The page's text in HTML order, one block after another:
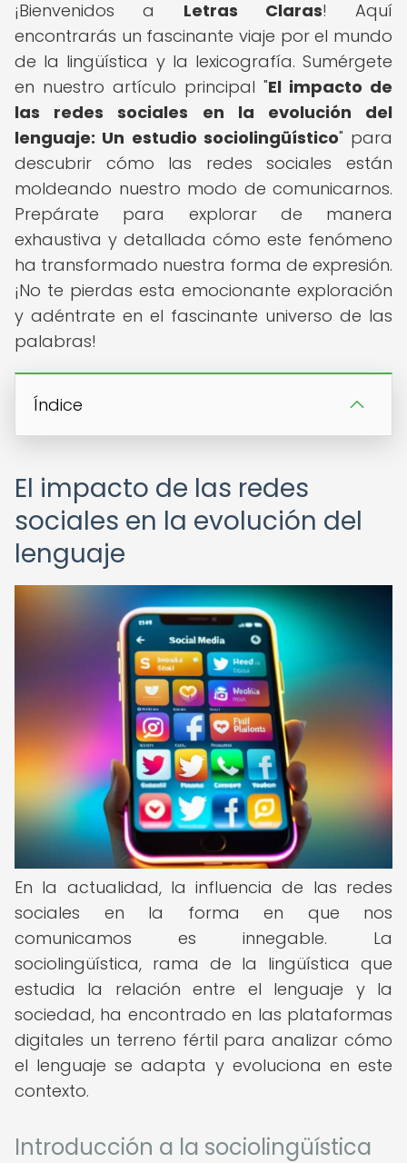
¡Bienvenidos a Letras Claras! Aquí
encontrarás un fascinante viaje por el mundo
de la lingüística y la lexicografía. Sumérgete
en nuestro artículo principal "El impacto de
las redes sociales en la evolución del
lenguaje: Un estudio sociolingüístico" para
descubrir cómo las redes sociales están
moldeando nuestro modo de comunicarnos.
Prepárate para explorar de manera
exhaustiva y detallada cómo este fenómeno
ha transformado nuestra forma de expresión.
¡No te pierdas esta emocionante exploración
y adéntrate en el fascinante universo de las
palabras!
Índice
El impacto de las redes
sociales en la evolución del
lenguaje
En la actualidad, la influencia de las redes
sociales en la forma en que nos
comunicamos es innegable. La
sociolingüística, rama de la lingüística que
estudia la relación entre el lenguaje y la
sociedad, ha encontrado en las plataformas
digitales un terreno fértil para analizar cómo
el lenguaje se adapta y evoluciona en este
contexto.
Introducción a la sociolingüística